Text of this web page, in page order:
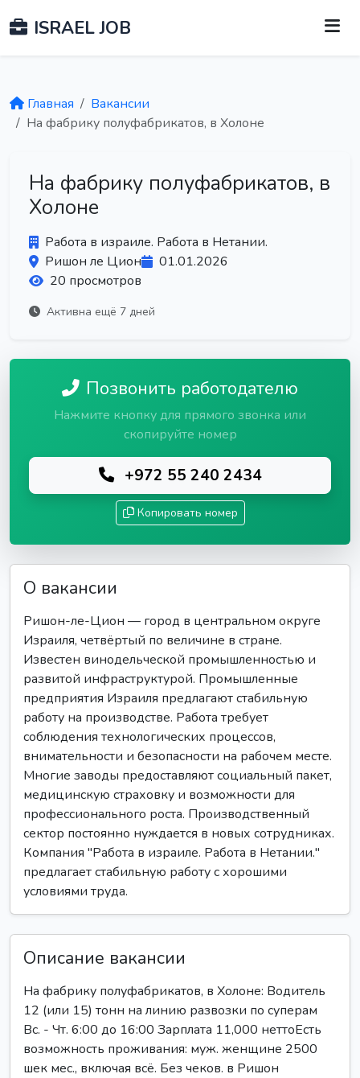
ISRAEL JOB
Главная
Вакансии
На фабрику полуфабрикатов, в Холоне
На фабрику полуфабрикатов, в
Холоне
Работа в израиле. Работа в Нетании.
Ришон ле Цион
01.01.2026
20 просмотров
Активна ещё 7 дней
Позвонить работодателю
Нажмите кнопку для прямого звонка или
скопируйте номер
+972 55 240 2434
Копировать номер
О вакансии
Ришон-ле-Цион — город в центральном округе
Израиля, четвёртый по величине в стране.
Известен винодельческой промышленностью и
развитой инфраструктурой. Промышленные
предприятия Израиля предлагают стабильную
работу на производстве. Работа требует
соблюдения технологических процессов,
внимательности и безопасности на рабочем месте.
Многие заводы предоставляют социальный пакет,
медицинскую страховку и возможности для
профессионального роста. Производственный
сектор постоянно нуждается в новых сотрудниках.
Компания "Работа в израиле. Работа в Нетании."
предлагает стабильную работу с хорошими
условиями труда.
Описание вакансии
На фабрику полуфабрикатов, в Холоне: Водитель
12 (или 15) тонн на линию развозки по суперам
Вс. - Чт. 6:00 до 16:00 Зарплата 11,000 неттоЕсть
возможность проживания: муж. женщине 2500
шек мес., включая всё. Без чеков. в Ришон